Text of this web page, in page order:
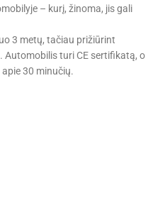
– kurį, žinoma, jis gali
3 metų, tačiau prižiūrint
Automobilis turi CE sertifikatą, o
30 minučių.